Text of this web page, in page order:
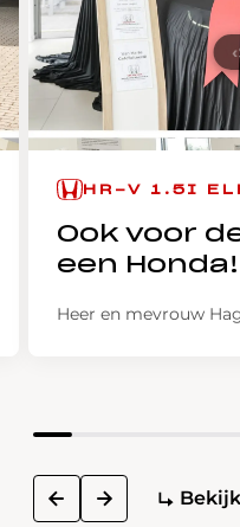
HR-V 1.5I
Ook voor
een Honda!
Heer en mevrouw
prev next
‹